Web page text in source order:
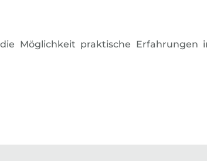
Möglichkeit praktische Erfahrungen